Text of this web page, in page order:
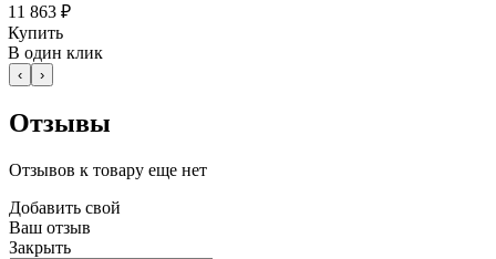
11 863 ₽
Купить
В один клик
‹ ›
Отзывы
Отзывов к товару еще нет
Добавить свой
Ваш отзыв
Закрыть